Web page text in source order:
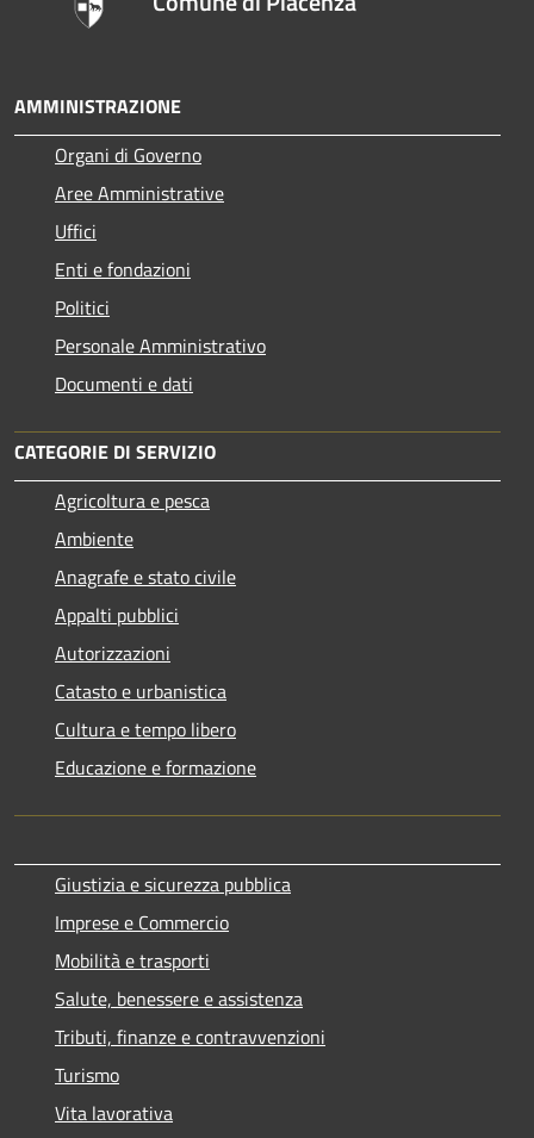
AMMINISTRAZIONE
Organi di Governo
Aree Amministrative
Uffici
Enti e fondazioni
Politici
Personale Amministrativo
Documenti e dati
CATEGORIE DI SERVIZIO
Agricoltura e pesca
Ambiente
Anagrafe e stato civile
Appalti pubblici
Autorizzazioni
Catasto e urbanistica
Cultura e tempo libero
Educazione e formazione
Giustizia e sicurezza pubblica
Imprese e Commercio
Mobilità e trasporti
Salute, benessere e assistenza
Tributi, finanze e contravvenzioni
Turismo
Vita lavorativa